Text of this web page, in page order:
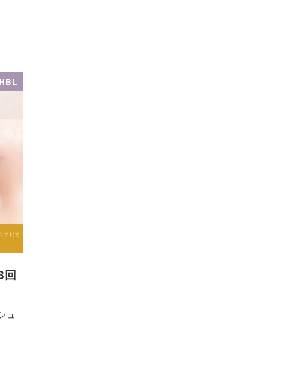
HBL
回
ュ